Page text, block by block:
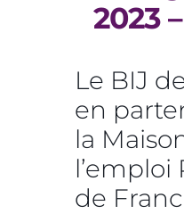
2023
Le BIJ
en
la
l’emploi
de